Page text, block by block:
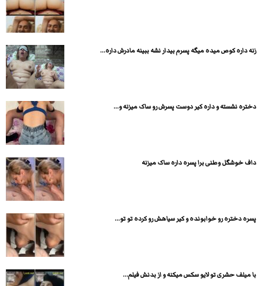
زنه داره کوص میده میگه پسرم بیدار نشه ببینه مادرش داره...
دختره نشسته و داره کیر دوست پسرش رو ساک میزنه و...
داف خوشگل وطنی برا پسره داره ساک میزنه
پسره دختره رو خوابونده و کیر سیاهش رو کرده تو تو...
با میلف حشری تو لایو سکس میکنه و از بدنش فیلم...